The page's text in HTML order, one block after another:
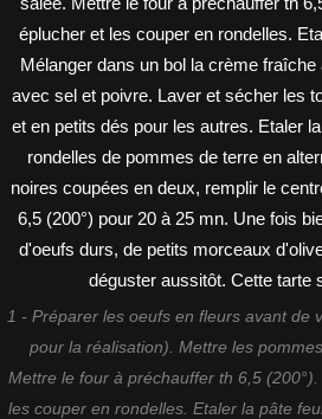
1 - Préparer les oeufs en fleurs avant de
pour la réalisation). Mettre les
Mettre le four à préchauffer th 6,5
les couper en rondelles. Etaler la pâte